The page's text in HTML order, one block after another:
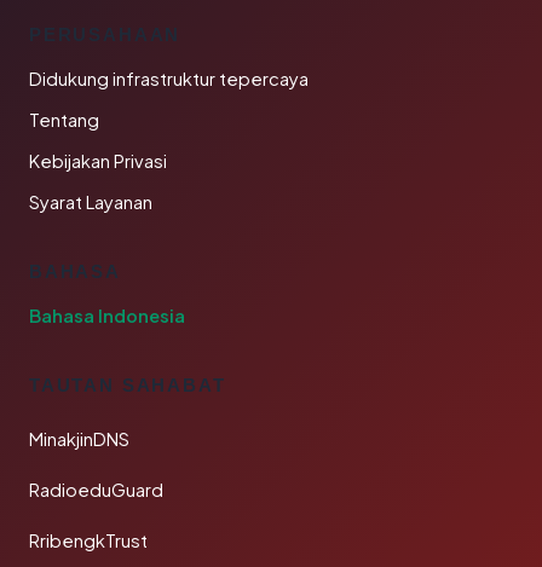
PERUSAHAAN
Didukung infrastruktur tepercaya
Tentang
Kebijakan Privasi
Syarat Layanan
BAHASA
Bahasa Indonesia
TAUTAN SAHABAT
MinakjinDNS
RadioeduGuard
RribengkTrust